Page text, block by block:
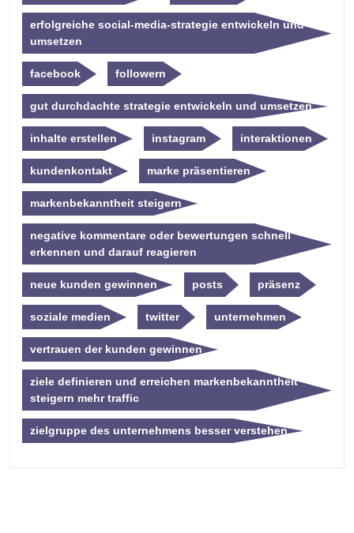
erfolgreiche social-media-strategie entwickeln und
umsetzen
facebook followern
gut durchdachte strategie entwickeln und umsetzen
inhalte erstellen instagram interaktionen
kundenkontakt marke präsentieren
markenbekanntheit steigern
negative kommentare oder bewertungen schnell
erkennen und darauf reagieren
neue kunden gewinnen posts präsenz
soziale medien twitter unternehmen
vertrauen der kunden gewinnen
ziele definieren und erreichen markenbekanntheit
steigern mehr traffic
zielgruppe des unternehmens besser verstehen